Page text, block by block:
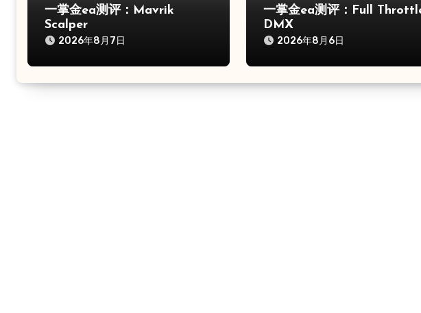
一掌金ea测评：Mavrik
Scalper
2026年8月7日
一掌金ea测评：Full
DMX
2026年8月6日